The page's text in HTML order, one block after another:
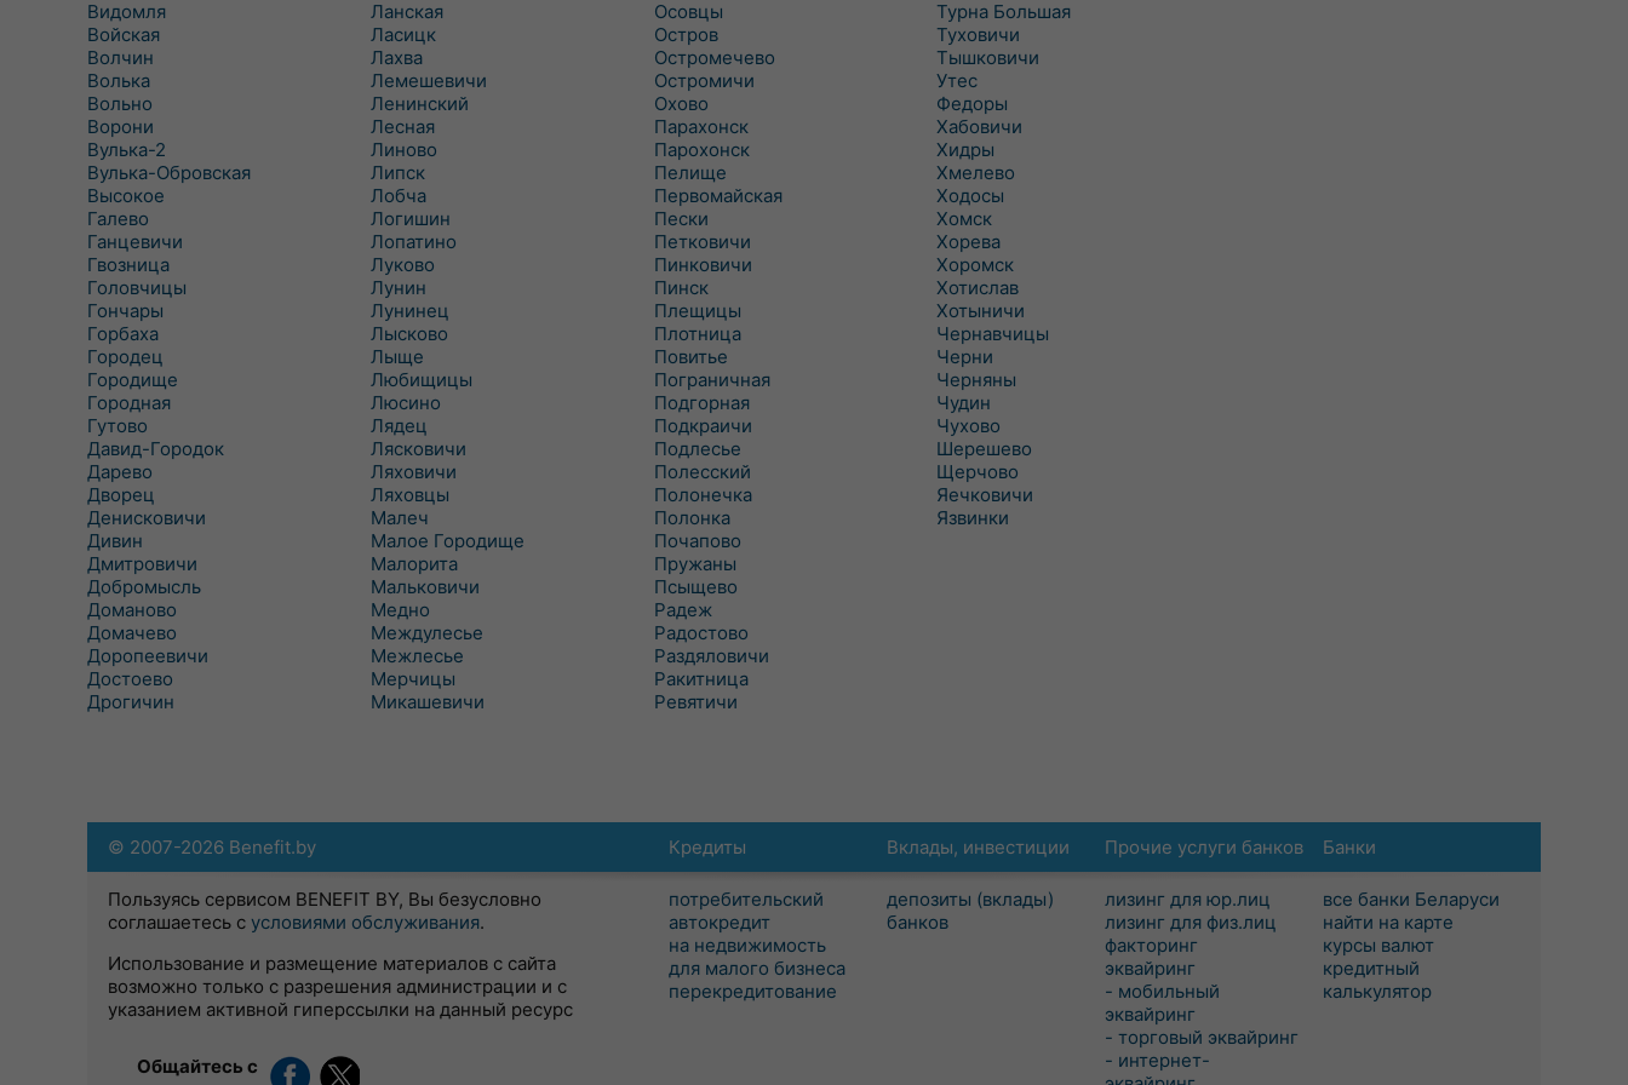
Видомля
Войская
Волчин
Волька
Вольно
Ворони
Вулька-2
Вулька-Обровская
Высокое
Галево
Ганцевичи
Гвозница
Головчицы
Гончары
Горбаха
Городец
Городище
Городная
Гутово
Давид-Городок
Дарево
Дворец
Денисковичи
Дивин
Дмитровичи
Добромысль
Доманово
Домачево
Доропеевичи
Достоево
Дрогичин
Ланская
Ласицк
Лахва
Лемешевичи
Ленинский
Лесная
Линово
Липск
Лобча
Логишин
Лопатино
Луково
Лунин
Лунинец
Лысково
Лыще
Любищицы
Люсино
Лядец
Лясковичи
Ляховичи
Ляховцы
Малеч
Малое Городище
Малорита
Мальковичи
Медно
Междулесье
Межлесье
Мерчицы
Микашевичи
Осовцы
Остров
Остромечево
Остромичи
Охово
Парахонск
Парохонск
Пелище
Первомайская
Пески
Петковичи
Пинковичи
Пинск
Плещицы
Плотница
Повитье
Пограничная
Подгорная
Подкраичи
Подлесье
Полесский
Полонечка
Полонка
Почапово
Пружаны
Псыщево
Радеж
Радостово
Раздяловичи
Ракитница
Ревятичи
Турна Большая
Туховичи
Тышковичи
Утес
Федоры
Хабовичи
Хидры
Хмелево
Ходосы
Хомск
Хорева
Хоромск
Хотислав
Хотыничи
Чернавчицы
Черни
Черняны
Чудин
Чухово
Шерешево
Щерчово
Яечковичи
Язвинки
Кредиты
потребительский
автокредит
на недвижимость
для малого бизнеса
перекредитование
Вклады, инвестиции
депозиты (вклады)
банков
Прочие услуги банков
лизинг для юр.лиц
лизинг для физ.лиц
факторинг
эквайринг
- мобильный
эквайринг
- торговый эквайринг
- интернет-
Банки
все банки Беларуси
найти на карте
курсы валют
кредитный
калькулятор
© 2007-2026 Benefit.by
Пользуясь сервисом BENEFIT BY, Вы безусловно
соглашаетесь с условиями обслуживания.
Использование и размещение материалов с сайта
возможно только с разрешения администрации и с
указанием активной гиперссылки на данный ресурс
Общайтесь с